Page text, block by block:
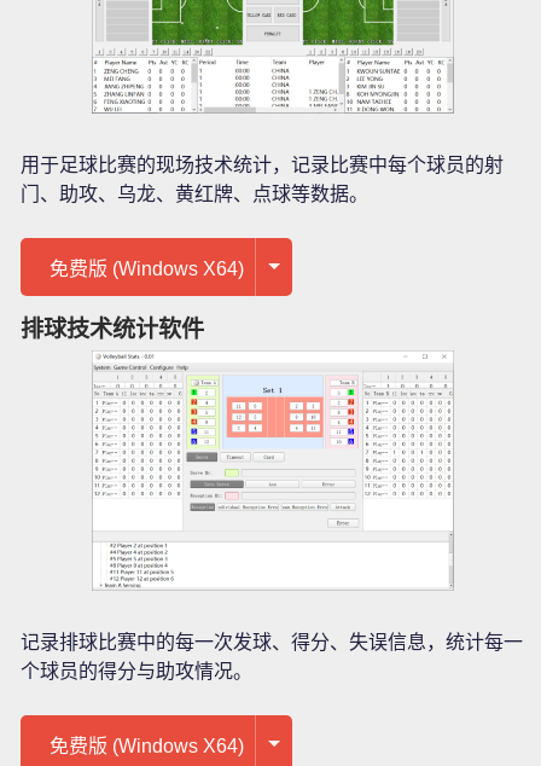
用于足球比赛的现场技术统计，记录比赛中每个球员的射
门、助攻、乌龙、黄红牌、点球等数据。
免费版 (Windows X64)
排球技术统计软件
记录排球比赛中的每一次发球、得分、失误信息，统计每一
个球员的得分与助攻情况。
免费版 (Windows X64)